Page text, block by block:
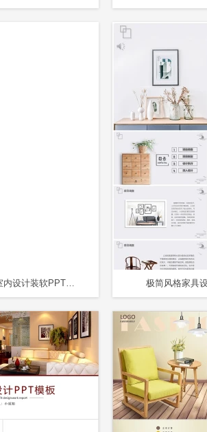
私人订制装修装饰室内设计装软PPT模板 极简风格家具